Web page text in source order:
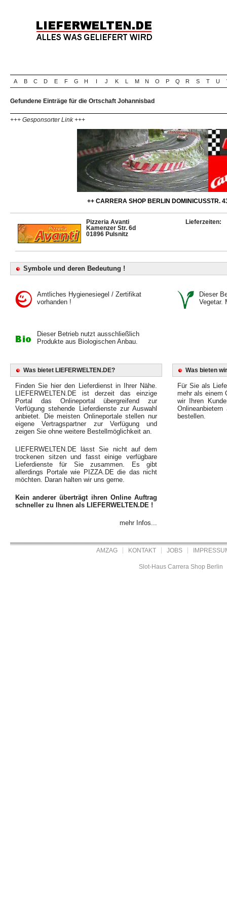
A B C D E F G H I J K L M N O P Q R S T U
Gefundene Einträge für die Ortschaft Johannisbad
+++ Gesponsorter Link +++
++ CARRERA SHOP BERLIN DOMINICUSSTR.
Pizzeria Avanti
Kamenzer Str. 6d
01896 Pulsnitz
Lieferzeiten:
Symbole und deren Bedeutung !
Amtliches Hygienesiegel / Zertifikat
vorhanden !
Dieser
Vegetar.
Dieser Betrieb nutzt ausschließlich
Produkte aus Biologischen Anbau.
Was bietet LIEFERWELTEN.DE?
Finden Sie hier den Lieferdienst in Ihrer Nähe.
LIEFERWELTEN.DE ist derzeit das einzige
Portal das Onlineportal übergreifend zur
Verfügung stehende Lieferdienste zur Auswahl
anbietet. Die meisten Onlineportale stellen nur
eigene Vertragspartner zur Verfügung und
zeigen Sie ohne weitere Bestellmöglichkeit an.
LIEFERWELTEN.DE lässt Sie nicht auf dem
trockenen sitzen und fasst einige verfügbare
Lieferdienste für Sie zusammen. Es gibt
allerdings Portale wie PIZZA.DE die das nicht
möchten. Daran halten wir uns gerne.
Kein anderer überträgt ihren Online Auftrag
schneller zu Ihnen als LIEFERWELTEN.DE !
mehr Infos...
Was bieten
Für Sie als
mehr als einem
wir Ihren
bestellen.
AMZAG KONTAKT JOBS
Slot-Haus Carrera Shop Berlin